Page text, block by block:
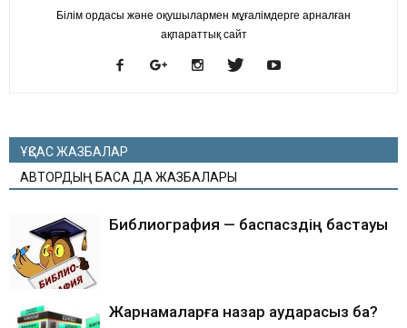
Білім ордасы және оқушылармен мұғалімдерге арналған
ақпараттық сайт
ҰҚСАС ЖАЗБАЛАР
АВТОРДЫҢ БАСҚА ДА ЖАЗБАЛАРЫ
Библиография — баспасөздің бастауы
Жарнамаларға назар аударасыз ба?